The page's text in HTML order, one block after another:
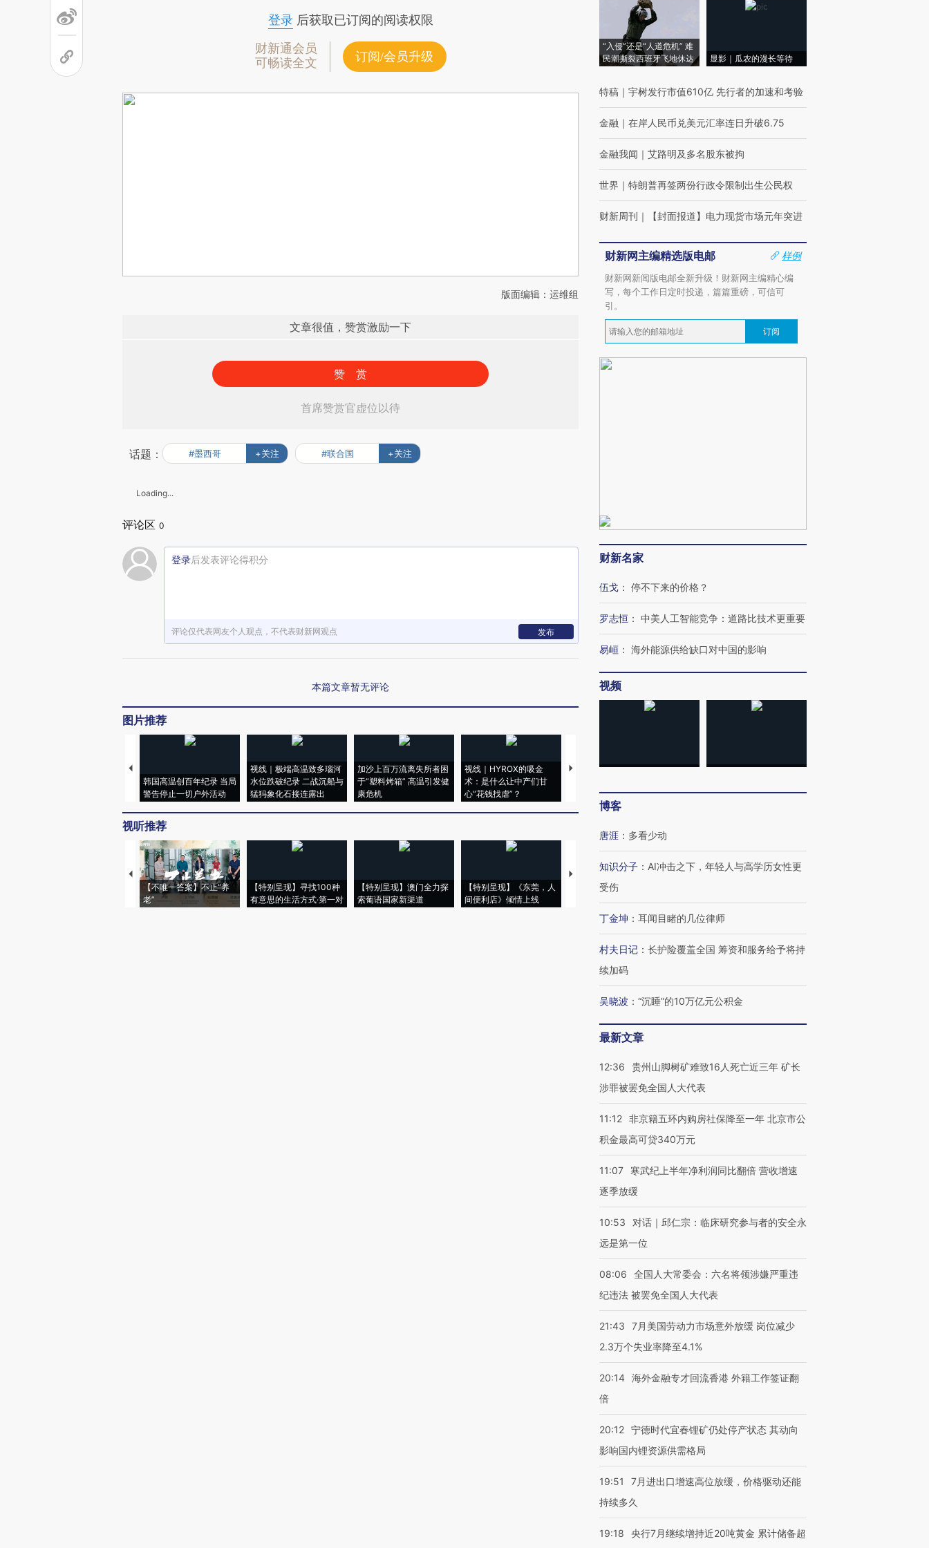
登录后获取已订阅的阅读权限
财新通会员
可畅读全文
订阅/会员升级
版面编辑：运维组
文章很值，赞赏激励一下
赞 赏
首席赞赏官虚位以待
话题： #墨西哥 +关注 #联合国 +关注
Loading...
评论区 0
登录后发表评论得积分
评论仅代表网友个人观点，不代表财新网观点 发布
本篇文章暂无评论
图片推荐
韩国高温创百年纪录 当局
警告停止一切户外活动
视线｜极端高温致多瑙河
水位跌破纪录 二战沉船与
猛犸象化石接连露出
加沙上百万流离失所者困
于“塑料烤箱” 高温引发健
康危机
视线｜HYROX的吸金
术：是什么让中产们甘
心“花钱找虐”？
马航飞行员跨国走私7万
视线｜被称为“蟑螂”的印
育部长拱下台
视线｜“入侵”还是“人道危
飞地休达
视听推荐
【不唯一答案】不止“养
老”
【特别呈现】寻找100种
有意思的生活方式·第一对
【特别呈现】澳门全力探
索葡语国家新渠道
【特别呈现】《东莞，人
间便利店》倾情上线
【推广】走进第四届链博
会，让数智科技“链”接产
【商旅对话】华住集团
“入侵”还是“人道危机” 难
民潮撕裂西班牙飞地休达
显影｜瓜农的漫长等待
特稿 ｜ 宇树发行市值610亿 先行者的加速和考验
金融 ｜ 在岸人民币兑美元汇率连日升破6.75
金融我闻 ｜ 艾路明及多名股东被拘
世界 ｜ 特朗普再签两份行政令限制出生公民权
财新周刊 ｜ 【封面报道】电力现货市场元年突进
财新网主编精选版电邮
样例
财新网新闻版电邮全新升级！财新网主编精心编
写，每个工作日定时投递，篇篇重磅，可信可
引。
订阅
财新名家
伍戈 ： 停不下来的价格？
罗志恒 ： 中美人工智能竞争：道路比技术更重要
易峘 ： 海外能源供给缺口对中国的影响
视频
博客
唐涯 ： 多看少动
知识分子 ： AI冲击之下，年轻人与高学历女性更
受伤
丁金坤 ： 耳闻目睹的几位律师
村夫日记 ： 长护险覆盖全国 筹资和服务给予将持
续加码
吴晓波 ： “沉睡”的10万亿元公积金
最新文章
12:36
贵州山脚树矿难致16人死亡近三年 矿长
涉罪被罢免全国人大代表
11:12 非京籍五环内购房社保降至一年 北京市公
积金最高可贷340万元
11:07
寒武纪上半年净利润同比翻倍 营收增速
逐季放缓
10:53
对话｜邱仁宗：临床研究参与者的安全永
远是第一位
08:06
全国人大常委会：六名将领涉嫌严重违
纪违法 被罢免全国人大代表
21:43
7月美国劳动力市场意外放缓 岗位减少
2.3万个失业率降至4.1%
20:14 海外金融专才回流香港 外籍工作签证翻
倍
20:12 宁德时代宜春锂矿仍处停产状态 其动向
影响国内锂资源供需格局
19:51
7月进出口增速高位放缓，价格驱动还能
持续多久
19:18 央行7月继续增持近20吨黄金 累计储备超